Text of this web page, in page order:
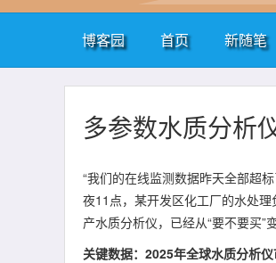
博客园 首页 新随笔
多参数水质分析
“我们的在线监测数据昨天全部超
夜11点，某开发区化工厂的水处
产水质分析仪，已经从“要不要买”
关键数据：2025年全球水质分析